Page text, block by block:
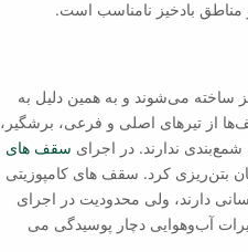
بادخیز نامناسب است.
ساخته می‌شوند و به همین دلیل به
از تیرهای اصلی و فرعی، برشگیر،
شمع‌بندی ندارند. در اجرای سقف های
بتن‌ریزی کرد. سقف های کامپوزیتی
دارند، ولی محدودیت در اجرای
آب‌وهوایی دچار پوسیدگی می